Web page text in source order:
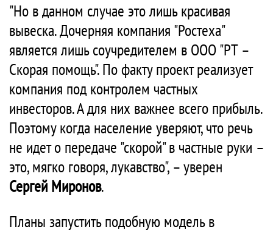
"Но в данном случае это лишь красивая
вывеска. Дочерняя компания "Ростеха"
является лишь соучредителем в ООО "РТ –
Скорая помощь". По факту проект реализует
компания под контролем частных
инвесторов. А для них важнее всего прибыль.
Поэтому когда население уверяют, что речь
не идет о передаче "скорой" в частные руки –
это, мягко говоря, лукавство", – уверен
Сергей Миронов.
Планы запустить подобную модель в